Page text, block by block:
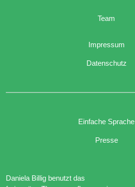
Team
Impressum
Datenschutz
Einfache Sprache
Presse
Daniela Billig benutzt das